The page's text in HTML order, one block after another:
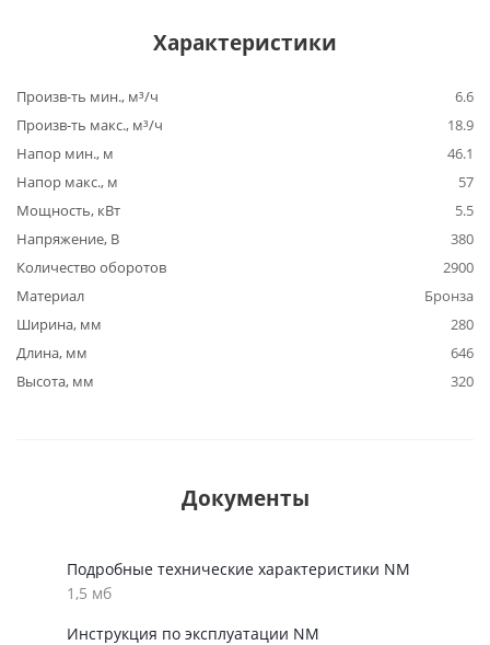
Характеристики
Произв-ть мин., м³/ч
6.6
Произв-ть макс., м³/ч
18.9
Напор мин., м
46.1
Напор макс., м
57
Мощность, кВт
5.5
Напряжение, В
380
Количество оборотов
2900
Материал
Бронза
Ширина, мм
280
Длина, мм
646
Высота, мм
320
Документы
Подробные технические характеристики NM
1,5 мб
Инструкция по эксплуатации NM